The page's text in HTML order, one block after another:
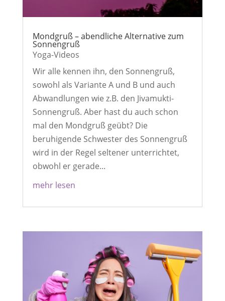
Mondgruß – abendliche Alternative zum
Sonnengruß
Yoga-Videos
Wir alle kennen ihn, den Sonnengruß,
sowohl als Variante A und B und auch
Abwandlungen wie z.B. den Jivamukti-
Sonnengruß. Aber hast du auch schon
mal den Mondgruß geübt? Die
beruhigende Schwester des Sonnengruß
wird in der Regel seltener unterrichtet,
obwohl er gerade...
mehr lesen